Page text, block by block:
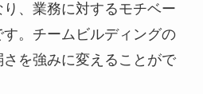
、業務に対するモチベー
。チームビルディングの
を強みに変えることがで